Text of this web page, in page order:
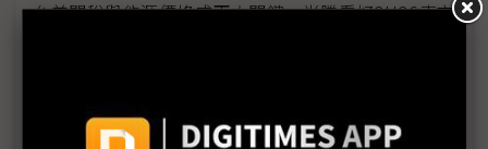
台美關稅與能源價格成兩大關鍵 尚騰看好2H26車市
模組拚2027放量